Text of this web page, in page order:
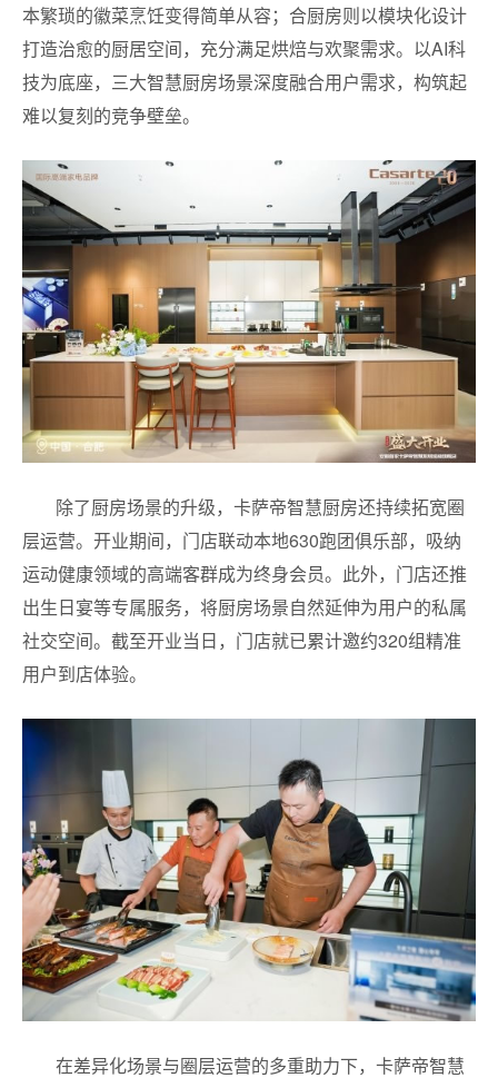
本繁琐的徽菜烹饪变得简单从容；合厨房则以模块化设计
打造治愈的厨居空间，充分满足烘焙与欢聚需求。以AI科
技为底座，三大智慧厨房场景深度融合用户需求，构筑起
难以复刻的竞争壁垒。
除了厨房场景的升级，卡萨帝智慧厨房还持续拓宽圈
层运营。开业期间，门店联动本地630跑团俱乐部，吸纳
运动健康领域的高端客群成为终身会员。此外，门店还推
出生日宴等专属服务，将厨房场景自然延伸为用户的私属
社交空间。截至开业当日，门店就已累计邀约320组精准
用户到店体验。
在差异化场景与圈层运营的多重助力下，卡萨帝智慧